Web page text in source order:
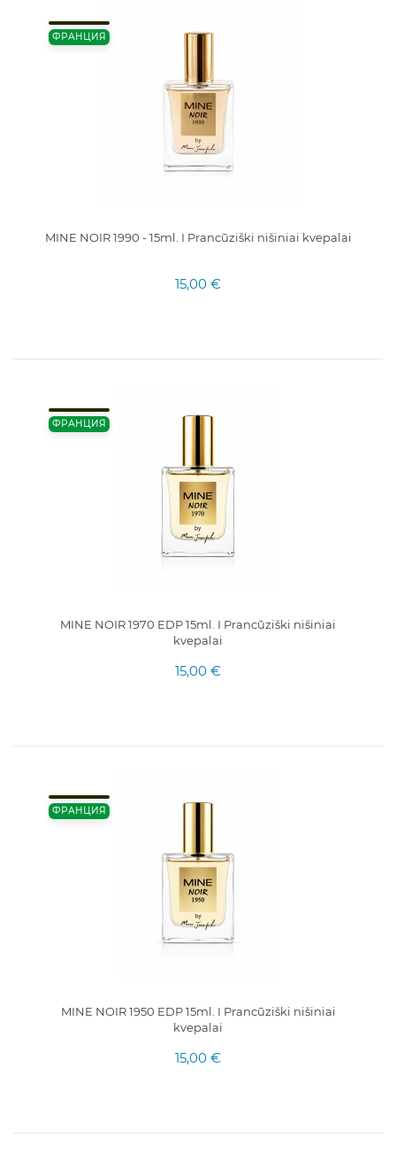
ФРАНЦИЯ
MINE NOIR 1990 - 15ml. I Prancūziški nišiniai kvepalai
15,00 €
ФРАНЦИЯ
MINE NOIR 1970 EDP 15ml. I Prancūziški nišiniai
kvepalai
15,00 €
ФРАНЦИЯ
MINE NOIR 1950 EDP 15ml. I Prancūziški nišiniai
kvepalai
15,00 €